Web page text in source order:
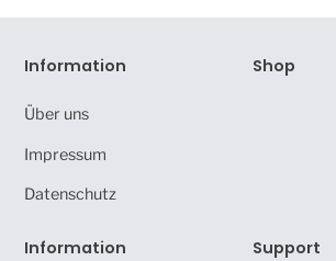
Information
Über uns
Impressum
Datenschutz
Shop
Information Support